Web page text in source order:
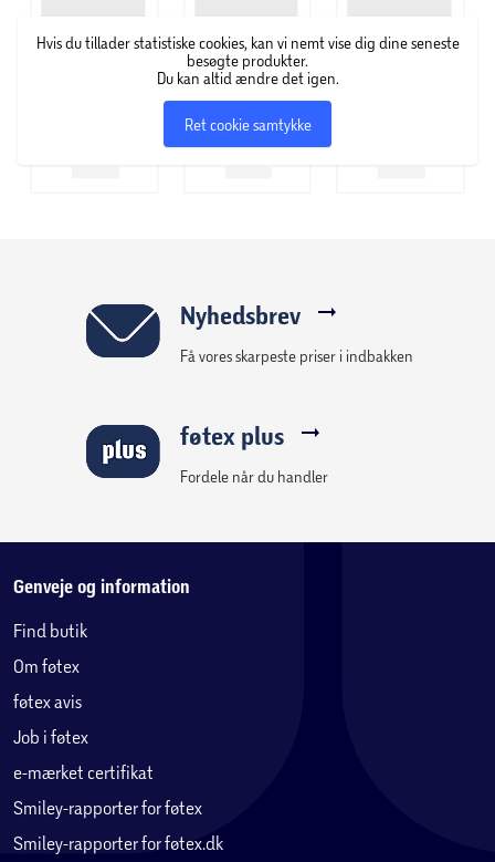
Hvis du tillader statistiske cookies, kan vi nemt vise dig dine seneste
besøgte produkter.
Du kan altid ændre det igen.
Ret cookie samtykke
Nyhedsbrev
Få vores skarpeste priser i indbakken
føtex plus
Fordele når du handler
Genveje og information
Find butik
Om føtex
føtex avis
Job i føtex
e-mærket certifikat
Smiley-rapporter for føtex
Smiley-rapporter for føtex.dk